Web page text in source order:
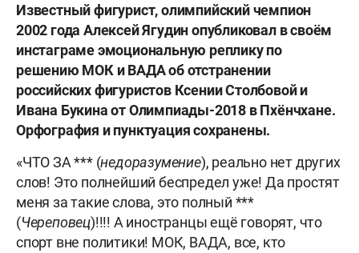
Известный фигурист, олимпийский чемпион
2002 года Алексей Ягудин опубликовал в своём
инстаграме эмоциональную реплику по
решению МОК и ВАДА об отстранении
российских фигуристов Ксении Столбовой и
Ивана Букина от Олимпиады-2018 в Пхёнчхане.
Орфография и пунктуация сохранены.
«ЧТО ЗА *** (недоразумение), реально нет других
слов! Это полнейший беспредел уже! Да простят
меня за такие слова, это полный ***
(Череповец)!!!! А иностранцы ещё говорят, что
спорт вне политики! МОК, ВАДА, все, кто